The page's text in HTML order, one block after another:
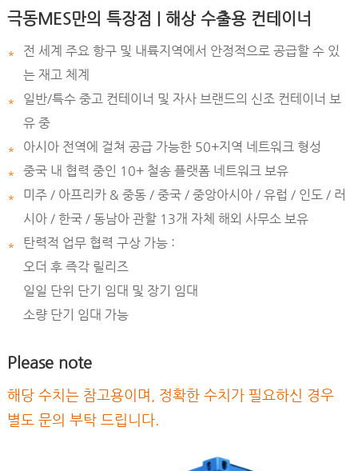
극동MES만의 특장점 | 해상 수출용 컨테이너
*
전 세계 주요 항구 및 내륙지역에서 안정적으로 공급할 수 있
는 재고 체계
*
일반/특수 중고 컨테이너 및 자사 브랜드의 신조 컨테이너 보
유 중
*
아시아 전역에 걸쳐 공급 가능한 50+지역 네트워크 형성
*
중국 내 협력 중인 10+ 철송 플랫폼 네트워크 보유
*
미주 / 아프리카 & 중동 / 중국 / 중앙아시아 / 유럽 / 인도 / 러
시아 / 한국 / 동남아 관할 13개 자체 해외 사무소 보유
*
탄력적 업무 협력 구상 가능 :
오더 후 즉각 릴리즈
일일 단위 단기 임대 및 장기 임대
소량 단기 임대 가능
Please note
해당 수치는 참고용이며, 정확한 수치가 필요하신 경우
별도 문의 부탁 드립니다.